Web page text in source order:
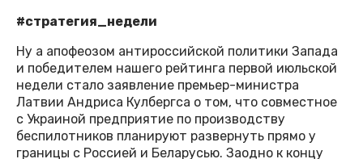
#стратегия_недели
Ну а апофеозом антироссийской политики Запада
и победителем нашего рейтинга первой июльской
недели стало заявление премьер-министра
Латвии Андриса Кулбергса о том, что совместное
с Украиной предприятие по производству
беспилотников планируют развернуть прямо у
границы с Россией и Беларусью. Заодно к концу